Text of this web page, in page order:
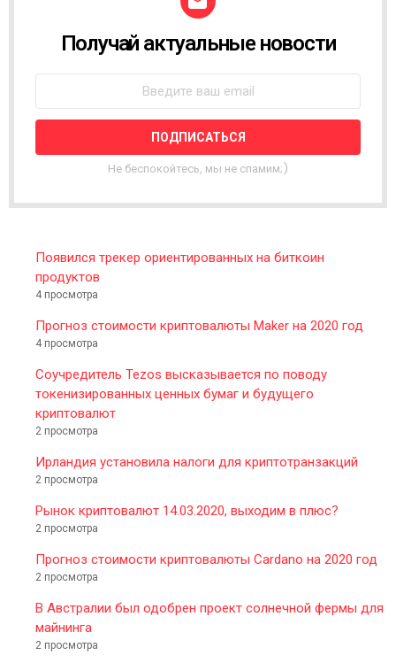
W
L
E
T
R
Получай актуальные новости
Не беспокойтесь, мы не спамим;)
Появился трекер ориентированных на биткоин
продуктов
4 просмотра
Прогноз стоимости криптовалюты Maker на 2020 год
4 просмотра
Соучредитель Tezos высказывается по поводу
токенизированных ценных бумаг и будущего
криптовалют
2 просмотра
Ирландия установила налоги для криптотранзакций
2 просмотра
Рынок криптовалют 14.03.2020, выходим в плюс?
2 просмотра
Прогноз стоимости криптовалюты Cardano на 2020 год
2 просмотра
В Австралии был одобрен проект солнечной фермы для
майнинга
2 просмотра